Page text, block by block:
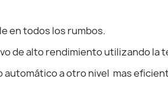
en todos los rumbos.
de alto rendimiento utilizando la
a otro nivel mas